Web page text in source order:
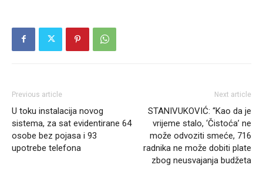
Previous article
U toku instalacija novog
sistema, za sat evidentirane 64
osobe bez pojasa i 93
upotrebe telefona
Next article
STANIVUKOVIĆ: “Kao da je
vrijeme stalo, ‘Čistoća’ ne
može odvoziti smeće, 716
radnika ne može dobiti plate
zbog neusvajanja budžeta